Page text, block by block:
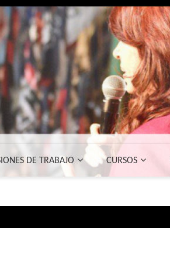
DE TRABAJO CURSOS